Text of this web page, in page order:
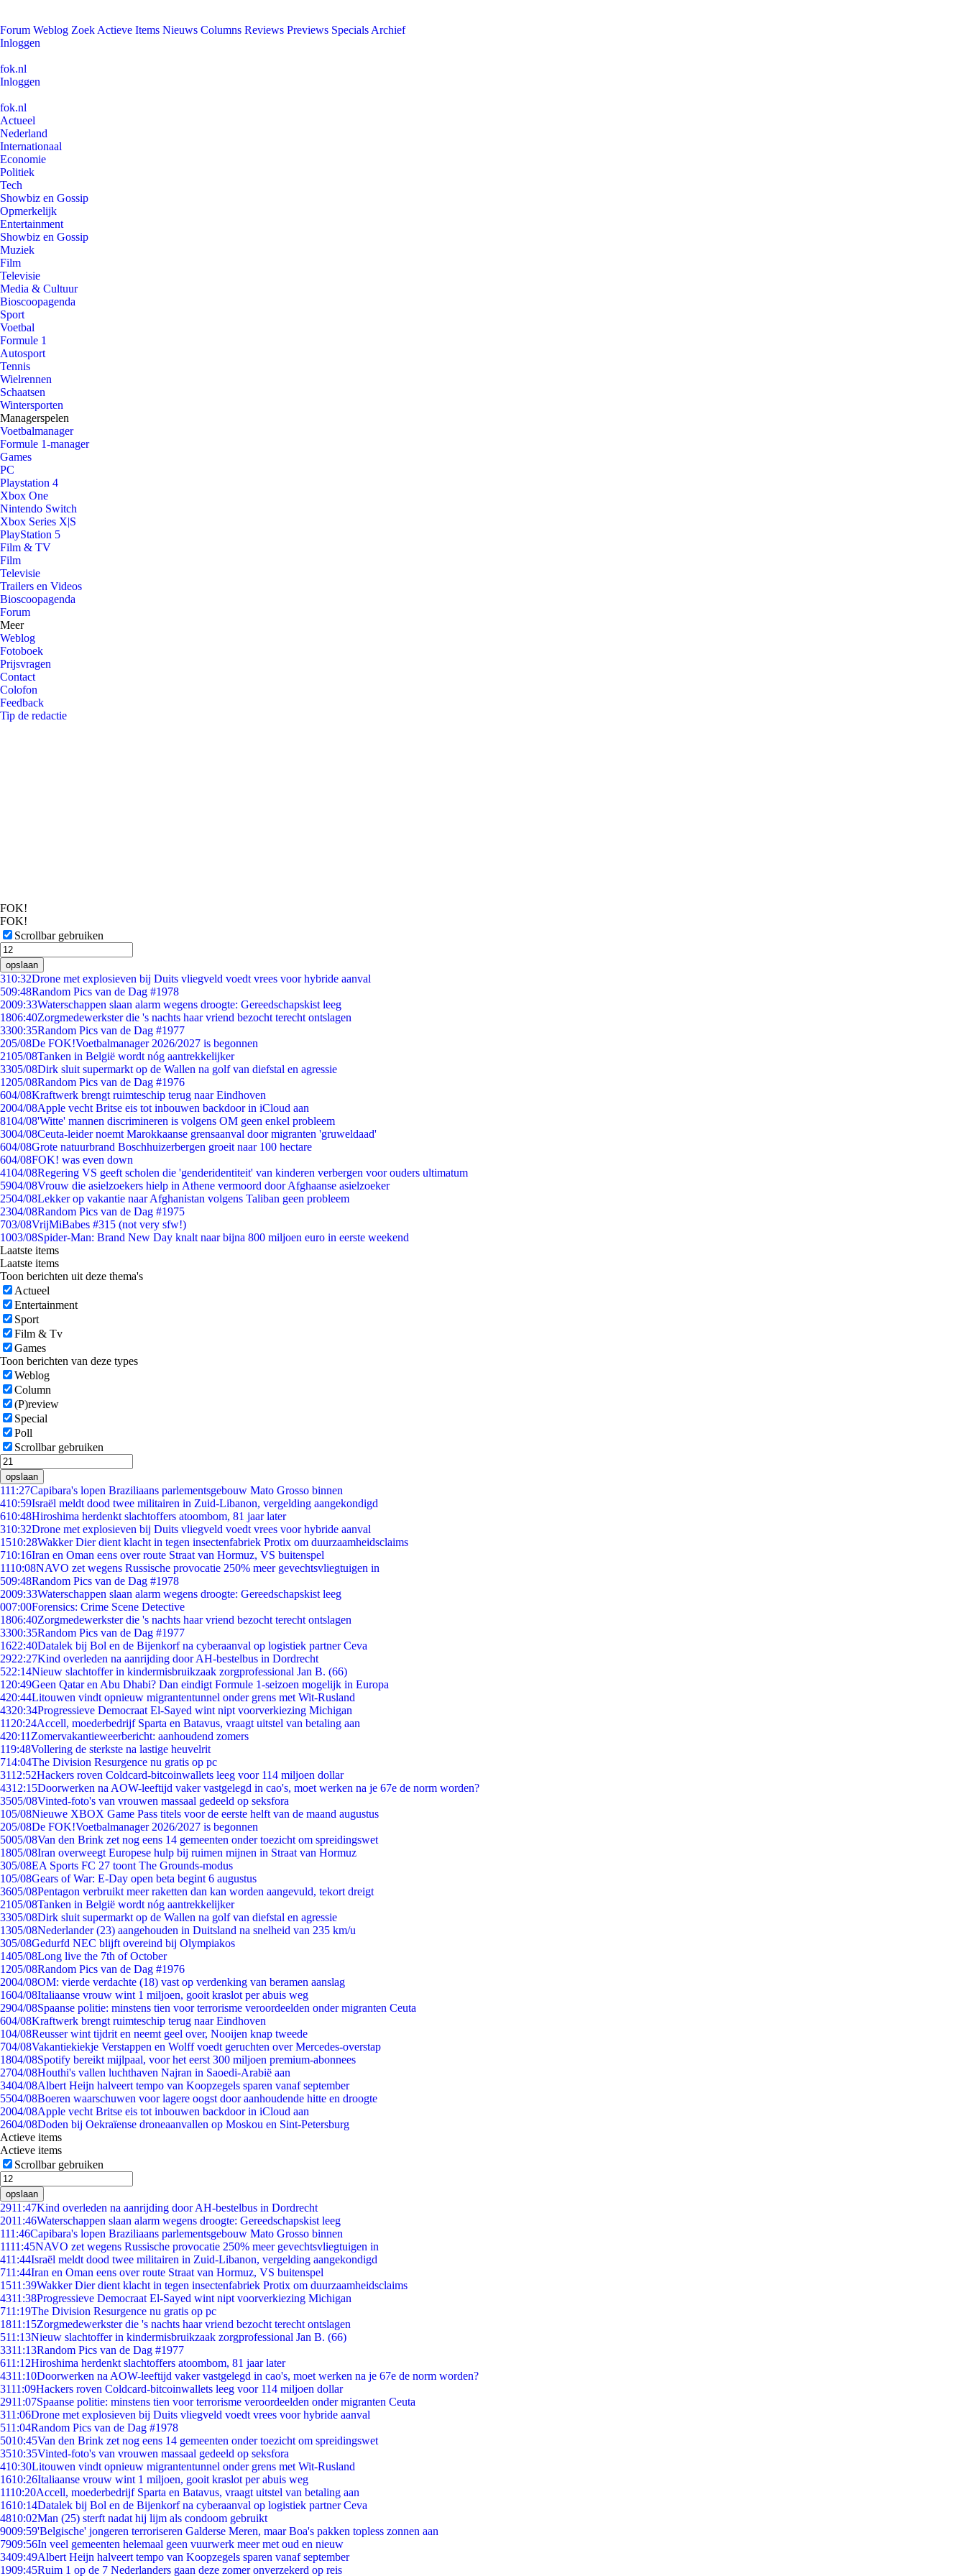
Forum Weblog Zoek Actieve Items Nieuws Columns Reviews Previews Specials Archief
Inloggen
fok.nl
Inloggen
fok.nl
Actueel
Nederland
Internationaal
Economie
Politiek
Tech
Showbiz en Gossip
Opmerkelijk
Entertainment
Showbiz en Gossip
Muziek
Film
Televisie
Media & Cultuur
Bioscoopagenda
Sport
Voetbal
Formule 1
Autosport
Tennis
Wielrennen
Schaatsen
Wintersporten
Managerspelen
Voetbalmanager
Formule 1-manager
Games
PC
Playstation 4
Xbox One
Nintendo Switch
Xbox Series X|S
PlayStation 5
Film & TV
Film
Televisie
Trailers en Videos
Bioscoopagenda
Forum
Meer
Weblog
Fotoboek
Prijsvragen
Contact
Colofon
Feedback
Tip de redactie
FOK!
FOK!
Scrollbar gebruiken
opslaan
310:32Drone met explosieven bij Duits vliegveld voedt vrees voor hybride aanval
509:48Random Pics van de Dag #1978
2009:33Waterschappen slaan alarm wegens droogte: Gereedschapskist leeg
1806:40Zorgmedewerkster die 's nachts haar vriend bezocht terecht ontslagen
3300:35Random Pics van de Dag #1977
205/08De FOK!Voetbalmanager 2026/2027 is begonnen
2105/08Tanken in België wordt nóg aantrekkelijker
3305/08Dirk sluit supermarkt op de Wallen na golf van diefstal en agressie
1205/08Random Pics van de Dag #1976
604/08Kraftwerk brengt ruimteschip terug naar Eindhoven
2004/08Apple vecht Britse eis tot inbouwen backdoor in iCloud aan
8104/08'Witte' mannen discrimineren is volgens OM geen enkel probleem
3004/08Ceuta-leider noemt Marokkaanse grensaanval door migranten 'gruweldaad'
604/08Grote natuurbrand Boschhuizerbergen groeit naar 100 hectare
604/08FOK! was even down
4104/08Regering VS geeft scholen die 'genderidentiteit' van kinderen verbergen voor ouders ultimatum
5904/08Vrouw die asielzoekers hielp in Athene vermoord door Afghaanse asielzoeker
2504/08Lekker op vakantie naar Afghanistan volgens Taliban geen probleem
2304/08Random Pics van de Dag #1975
703/08VrijMiBabes #315 (not very sfw!)
1003/08Spider-Man: Brand New Day knalt naar bijna 800 miljoen euro in eerste weekend
Laatste items
Laatste items
Toon berichten uit deze thema's
Actueel
Entertainment
Sport
Film & Tv
Games
Toon berichten van deze types
Weblog
Column
(P)review
Special
Poll
Scrollbar gebruiken
opslaan
111:27Capibara's lopen Braziliaans parlementsgebouw Mato Grosso binnen
410:59Israël meldt dood twee militairen in Zuid-Libanon, vergelding aangekondigd
610:48Hiroshima herdenkt slachtoffers atoombom, 81 jaar later
310:32Drone met explosieven bij Duits vliegveld voedt vrees voor hybride aanval
1510:28Wakker Dier dient klacht in tegen insectenfabriek Protix om duurzaamheidsclaims
710:16Iran en Oman eens over route Straat van Hormuz, VS buitenspel
1110:08NAVO zet wegens Russische provocatie 250% meer gevechtsvliegtuigen in
509:48Random Pics van de Dag #1978
2009:33Waterschappen slaan alarm wegens droogte: Gereedschapskist leeg
007:00Forensics: Crime Scene Detective
1806:40Zorgmedewerkster die 's nachts haar vriend bezocht terecht ontslagen
3300:35Random Pics van de Dag #1977
1622:40Datalek bij Bol en de Bijenkorf na cyberaanval op logistiek partner Ceva
2922:27Kind overleden na aanrijding door AH-bestelbus in Dordrecht
522:14Nieuw slachtoffer in kindermisbruikzaak zorgprofessional Jan B. (66)
1 20:49Geen Qatar en Abu Dhabi? Dan eindigt Formule 1-seizoen mogelijk in Europa
420:44Litouwen vindt opnieuw migrantentunnel onder grens met Wit-Rusland
4320:34Progressieve Democraat El-Sayed wint nipt voorverkiezing Michigan
11 20:24Accell, moederbedrijf Sparta en Batavus, vraagt uitstel van betaling aan
420:11 Zomervakantieweerbericht: aanhoudend zomers
119:48Vollering de sterkste na lastige heuvelrit
714:04The Division Resurgence nu gratis op pc
3112:52Hackers roven Coldcard-bitcoinwallets leeg voor 114 miljoen dollar
4312:15Doorwerken na AOW-leeftijd vaker vastgelegd in cao's, moet werken na je 67e de norm worden?
3505/08Vinted-foto's van vrouwen massaal gedeeld op seksfora
105/08Nieuwe XBOX Game Pass titels voor de eerste helft van de maand augustus
205/08De FOK!Voetbalmanager 2026/2027 is begonnen
5005/08Van den Brink zet nog eens 14 gemeenten onder toezicht om spreidingswet
1805/08Iran overweegt Europese hulp bij ruimen mijnen in Straat van Hormuz
305/08EA Sports FC 27 toont The Grounds-modus
105/08Gears of War: E-Day open beta begint 6 augustus
3605/08Pentagon verbruikt meer raketten dan kan worden aangevuld, tekort dreigt
2105/08Tanken in België wordt nóg aantrekkelijker
3305/08Dirk sluit supermarkt op de Wallen na golf van diefstal en agressie
1305/08Nederlander (23) aangehouden in Duitsland na snelheid van 235 km/u
305/08Gedurfd NEC blijft overeind bij Olympiakos
1405/08Long live the 7th of October
1205/08Random Pics van de Dag #1976
2004/08OM: vierde verdachte (18) vast op verdenking van beramen aanslag
1604/08Italiaanse vrouw wint 1 miljoen, gooit kraslot per abuis weg
2904/08Spaanse politie: minstens tien voor terrorisme veroordeelden onder migranten Ceuta
604/08Kraftwerk brengt ruimteschip terug naar Eindhoven
104/08Reusser wint tijdrit en neemt geel over, Nooijen knap tweede
704/08Vakantiekiekje Verstappen en Wolff voedt geruchten over Mercedes-overstap
1804/08Spotify bereikt mijlpaal, voor het eerst 300 miljoen premium-abonnees
2704/08Houthi's vallen luchthaven Najran in Saoedi-Arabië aan
3404/08Albert Heijn halveert tempo van Koopzegels sparen vanaf september
5504/08Boeren waarschuwen voor lagere oogst door aanhoudende hitte en droogte
2004/08Apple vecht Britse eis tot inbouwen backdoor in iCloud aan
2604/08Doden bij Oekraïense droneaanvallen op Moskou en Sint-Petersburg
Actieve items
Actieve items
Scrollbar gebruiken
opslaan
2911:47Kind overleden na aanrijding door AH-bestelbus in Dordrecht
2011:46Waterschappen slaan alarm wegens droogte: Gereedschapskist leeg
111:46Capibara's lopen Braziliaans parlementsgebouw Mato Grosso binnen
1111:45NAVO zet wegens Russische provocatie 250% meer gevechtsvliegtuigen in
411:44Israël meldt dood twee militairen in Zuid-Libanon, vergelding aangekondigd
711:44Iran en Oman eens over route Straat van Hormuz, VS buitenspel
1511:39Wakker Dier dient klacht in tegen insectenfabriek Protix om duurzaamheidsclaims
4311:38Progressieve Democraat El-Sayed wint nipt voorverkiezing Michigan
711:19The Division Resurgence nu gratis op pc
1811:15Zorgmedewerkster die 's nachts haar vriend bezocht terecht ontslagen
511:13Nieuw slachtoffer in kindermisbruikzaak zorgprofessional Jan B. (66)
3311:13Random Pics van de Dag #1977
611:12Hiroshima herdenkt slachtoffers atoombom, 81 jaar later
4311:10Doorwerken na AOW-leeftijd vaker vastgelegd in cao's, moet werken na je 67e de norm worden?
3111:09Hackers roven Coldcard-bitcoinwallets leeg voor 114 miljoen dollar
2911:07Spaanse politie: minstens tien voor terrorisme veroordeelden onder migranten Ceuta
311:06Drone met explosieven bij Duits vliegveld voedt vrees voor hybride aanval
511:04Random Pics van de Dag #1978
5010:45Van den Brink zet nog eens 14 gemeenten onder toezicht om spreidingswet
3510:35Vinted-foto's van vrouwen massaal gedeeld op seksfora
410:30Litouwen vindt opnieuw migrantentunnel onder grens met Wit-Rusland
1610:26Italiaanse vrouw wint 1 miljoen, gooit kraslot per abuis weg
1110:20Accell, moederbedrijf Sparta en Batavus, vraagt uitstel van betaling aan
1610:14Datalek bij Bol en de Bijenkorf na cyberaanval op logistiek partner Ceva
4810:02Man (25) sterft nadat hij lijm als condoom gebruikt
9009:59'Belgische' jongeren terroriseren Galderse Meren, maar Boa's pakken topless zonnen aan
7909:56In veel gemeenten helemaal geen vuurwerk meer met oud en nieuw
3409:49Albert Heijn halveert tempo van Koopzegels sparen vanaf september
1909:45Ruim 1 op de 7 Nederlanders gaan deze zomer onverzekerd op reis